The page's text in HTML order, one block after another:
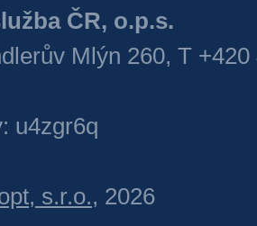
ČR, o.p.s.
Mlýn 260, T +420
u4zgr6q
s.r.o., 2026